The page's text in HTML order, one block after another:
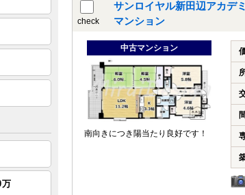
check
サンロイヤル新田辺アカデ
マンション
中古マンション
南向きにつき陽当たり良好です！